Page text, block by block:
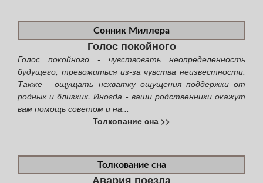
Сонник Миллера
Голос покойного
Голос покойного - чувствовать неопределенность
будущего, тревожиться из-за чувства неизвестности.
Также - ощущать нехватку ощущения поддержки от
родных и близких. Иногда - ваши родственники окажут
вам помощь советом и на...
Толкование сна >>
Толкование сна